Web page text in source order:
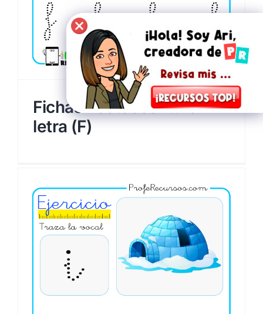
Fichas Lectoescritura
letra (F)